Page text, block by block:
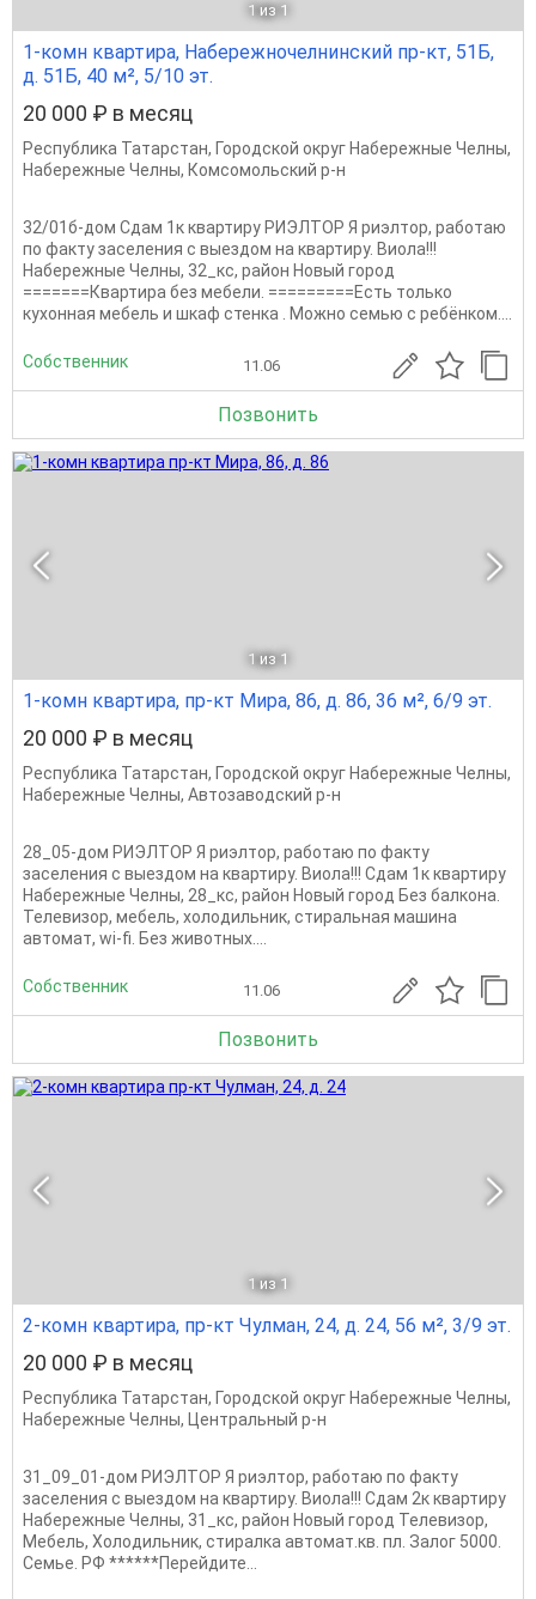
1 из 1
1-комн квартира, Набережночелнинский пр-кт, 51Б,
д. 51Б, 40 м², 5/10 эт.
20 000 ₽ в месяц
Республика Татарстан, Городской округ Набережные Челны,
Набережные Челны, Комсомольский р-н
32/01б-дом Сдам 1к квартиру РИЭЛТОР Я риэлтор, работаю
по факту заселения с выездом на квартиру. Виола!!!
Набережные Челны, 32_кс, район Новый город
=======Квартира без мебели. =========Есть только
кухонная мебель и шкаф стенка . Можно семью с ребёнком....
Собственник 11.06
Позвонить
1 из 1
1-комн квартира, пр-кт Мира, 86, д. 86, 36 м², 6/9 эт.
20 000 ₽ в месяц
Республика Татарстан, Городской округ Набережные Челны,
Набережные Челны, Автозаводский р-н
28_05-дом РИЭЛТОР Я риэлтор, работаю по факту
заселения с выездом на квартиру. Виола!!! Сдам 1к квартиру
Набережные Челны, 28_кс, район Новый город Без балкона.
Телевизор, мебель, холодильник, стиральная машина
автомат, wi-fi. Без животных....
Собственник 11.06
Позвонить
1 из 1
2-комн квартира, пр-кт Чулман, 24, д. 24, 56 м², 3/9 эт.
20 000 ₽ в месяц
Республика Татарстан, Городской округ Набережные Челны,
Набережные Челны, Центральный р-н
31_09_01-дом РИЭЛТОР Я риэлтор, работаю по факту
заселения с выездом на квартиру. Виола!!! Сдам 2к квартиру
Набережные Челны, 31_кс, район Новый город Телевизор,
Мебель, Холодильник, стиралка автомат.кв. пл. Залог 5000.
Семье. РФ ******Перейдите...